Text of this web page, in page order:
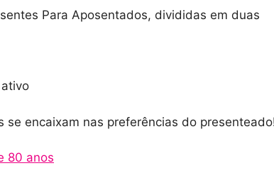
Para Aposentados, divididas em duas
se encaixam nas preferências do
80 anos